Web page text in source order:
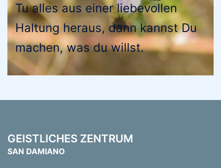
Tu alles aus einer liebevollen
Haltung heraus, dann kannst Du
machen, was du willst.
GEISTLICHES ZENTRUM
SAN DAMIANO